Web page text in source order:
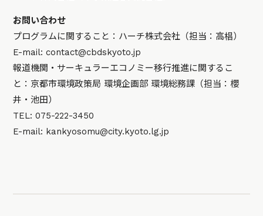
お問い合わせ
プログラムに関すること：ハーチ株式会社（担当：高椙）
E-mail: contact@cbdskyoto.jp
報道機関・サーキュラーエコノミー移行推進に関するこ
と：京都市環境政策局 環境企画部 環境総務課（担当：櫻
井・池田）
TEL: 075-222-3450
E-mail: kankyosomu@city.kyoto.lg.jp